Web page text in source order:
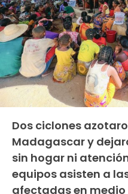
Dos ciclones
Madagascar y
sin hogar ni
equipos asisten a
afectadas en medio